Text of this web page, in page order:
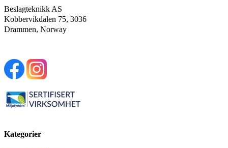
Beslagteknikk AS
Kobbervikdalen 75, 3036
Drammen, Norway
Kategorier